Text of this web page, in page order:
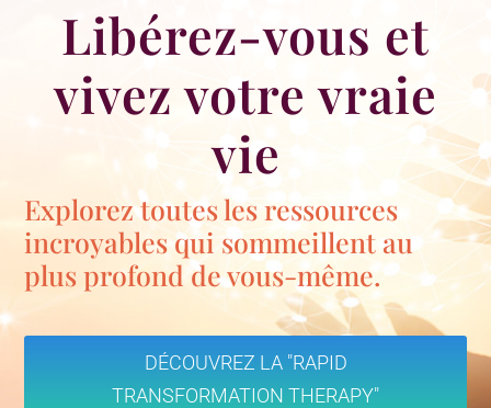
Libérez-vous et
vivez votre vraie
vie
Explorez toutes les ressources
incroyables qui sommeillent au
plus profond de vous-même.
DÉCOUVREZ LA "RAPID
TRANSFORMATION THERAPY"